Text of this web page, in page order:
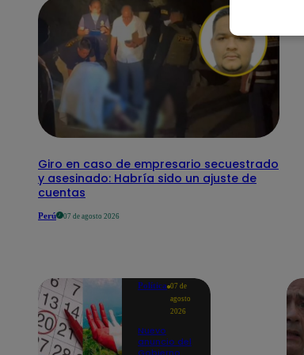
Giro en caso de empresario secuestrado
y asesinado: Habría sido un ajuste de
cuentas
Perú 07 de agosto 2026
Política 07 de
agosto
2026
Nuevo
anuncio del